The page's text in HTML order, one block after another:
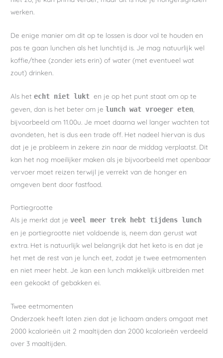
werken.
De enige manier om dit op te lossen is door vol te houden en
pas te gaan lunchen als het lunchtijd is. Je mag natuurlijk wel
koffie/thee (zonder iets erin) of water (met eventueel wat
zout) drinken.
Als hetecht niet lukten je op het punt staat om op te
geven, dan is het beter om jelunch wat vroeger eten
bijvoorbeeld om 11.00u. Je moet daarna wel langer wachten tot
avondeten, het is dus een trade off. Het nadeel hiervan is dus
dat je je probleem in zekere zin naar de middag verplaatst. Dit
kan het nog moeilijker maken als je bijvoorbeeld met openbaar
vervoer moet reizen terwijl je verrekt van de honger en
omgeven bent door fastfood.
Portiegrootte
Als je merkt dat jeveel meer trek hebt tijdens lunch
en je portiegrootte niet voldoende is, neem dan gerust wat
extra. Het is natuurlijk wel belangrijk dat het keto is en dat je
het met de rest van je lunch eet, zodat je twee eetmomenten
en niet meer hebt. Je kan een lunch makkelijk uitbreiden met
een gekookt of gebakken ei.
Twee eetmomenten
Onderzoek heeft laten zien dat je lichaam anders omgaat met
2000 kcalorieën uit 2 maaltijden dan 2000 kcalorieën verdeeld
over 3 maaltijden.